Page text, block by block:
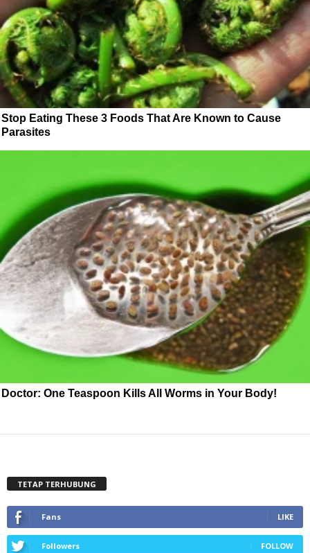
Stop Eating These 3 Foods That Are Known to Cause
Parasites
Doctor: One Teaspoon Kills All Worms in Your Body!
TETAP TERHUBUNG
Fans LIKE
Followers FOLLOW